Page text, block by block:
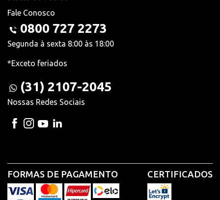
Fale Conosco
0800 727 2273
Segunda à sexta 8:00 às 18:00
*Exceto feriados
(31) 2107-2045
Nossas Redes Sociais
FORMAS DE PAGAMENTO CERTIFICADOS